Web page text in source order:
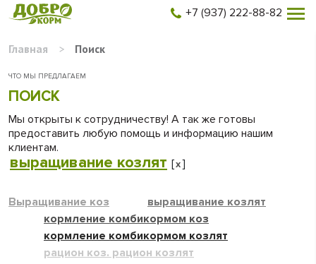
+7 (937) 222-88-82
Главная > Поиск
ЧТО МЫ ПРЕДЛАГАЕМ
ПОИСК
Мы открыты к сотрудничеству! А так же готовы
предоставить любую помощь и информацию нашим
клиентам.
выращивание козлят [x]
Выращивание коз
выращивание козлят
кормление комбикормом коз
кормление комбикормом козлят
рацион коз. рацион козлят